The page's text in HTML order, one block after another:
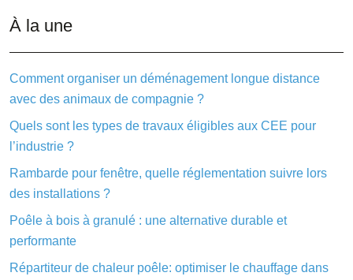
À la une
Comment organiser un déménagement longue distance
avec des animaux de compagnie ?
Quels sont les types de travaux éligibles aux CEE pour
l’industrie ?
Rambarde pour fenêtre, quelle réglementation suivre lors
des installations ?
Poêle à bois à granulé : une alternative durable et
performante
Répartiteur de chaleur poêle: optimiser le chauffage dans